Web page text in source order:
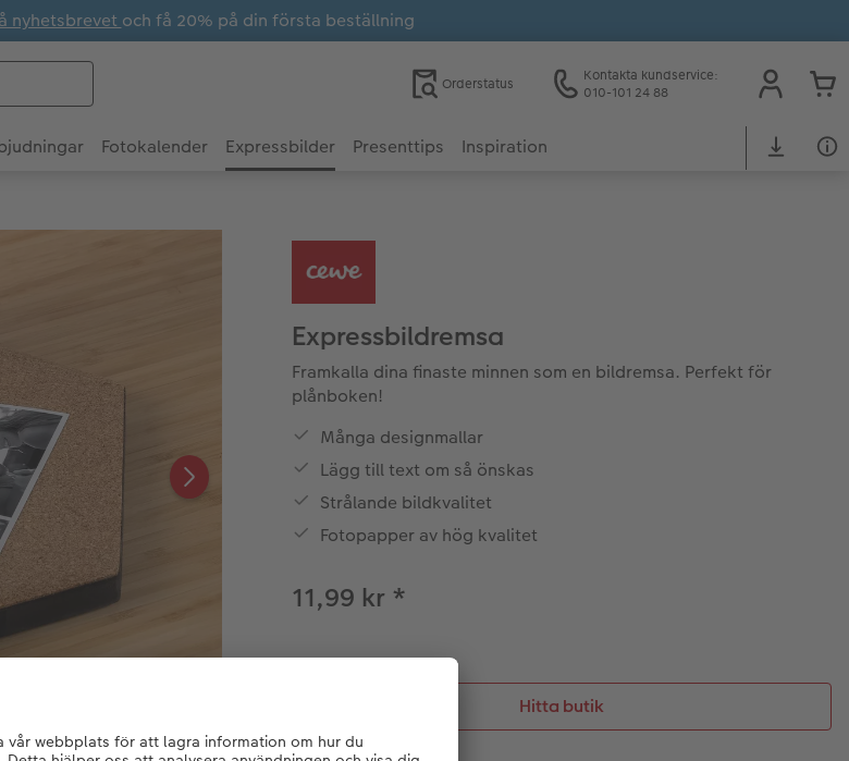
nyhetsbrevet och få 20% på din första beställning
Orderstatus
Kontakta kundservice:
010-101 24 88
Fotokalender Expressbilder Presenttips Inspiration
Expressbildremsa
Framkalla dina finaste minnen som en bildremsa. Perfekt för
plånboken!
Många designmallar
Lägg till text om så önskas
Strålande bildkvalitet
Fotopapper av hög kvalitet
11,99 kr *
Hitta butik